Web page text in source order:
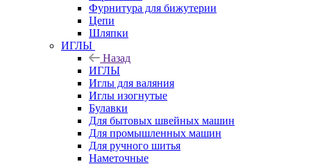
Фурнитура для бижутерии
Цепи
Шляпки
ИГЛЫ
Назад
ИГЛЫ
Иглы для валяния
Иглы изогнутые
Булавки
Для бытовых швейных машин
Для промышленных машин
Для ручного шитья
Наметочные